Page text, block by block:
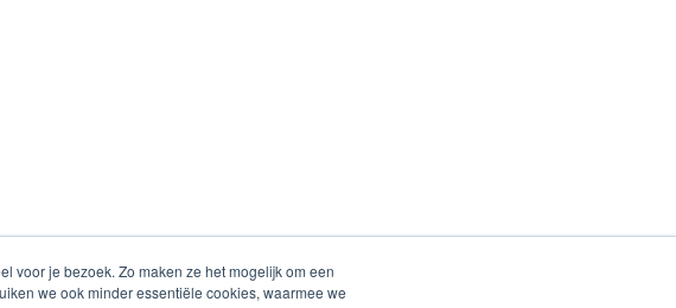
voor je bezoek. Zo maken ze het mogelijk om een
we ook minder essentiële cookies, waarmee we